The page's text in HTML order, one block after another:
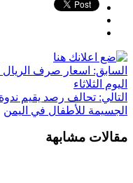
السابق: اسعار صرف الريال
اليوم الثلاثاء
التالي: تحالف رصد يقيم ندوة
الجسيمة للأطفال في اليمن
مقالات مشابهة